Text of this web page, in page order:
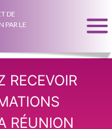
DE
PAR LE
RECEVOIR
RÉUNION